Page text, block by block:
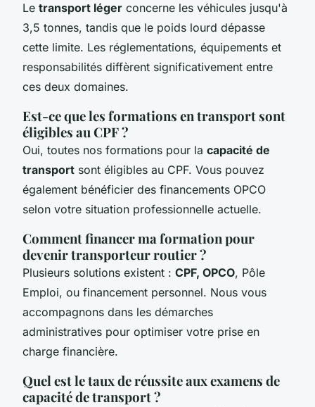
Le transport léger concerne les véhicules jusqu'à
3,5 tonnes, tandis que le poids lourd dépasse
cette limite. Les réglementations, équipements et
responsabilités diffèrent significativement entre
ces deux domaines.
Est-ce que les formations en transport sont
éligibles au CPF ?
Oui, toutes nos formations pour la capacité de
transport sont éligibles au CPF. Vous pouvez
également bénéficier des financements OPCO
selon votre situation professionnelle actuelle.
Comment financer ma formation pour
devenir transporteur routier ?
Plusieurs solutions existent : CPF, OPCO, Pôle
Emploi, ou financement personnel. Nous vous
accompagnons dans les démarches
administratives pour optimiser votre prise en
charge financière.
Quel est le taux de réussite aux examens de
capacité de transport ?